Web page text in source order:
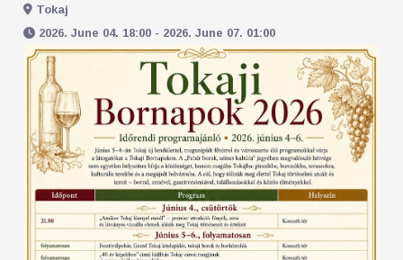
Tokaj
2026. June 04. 18:00 - 2026. June 07. 01:00